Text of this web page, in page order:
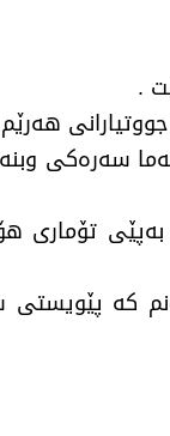
سەرەكی
تۆماری
كە